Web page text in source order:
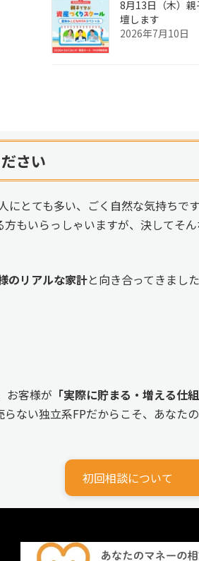
8月13日（木）
壇します
2026年7月10日
さい
とても多い、ごく自然な気持ちです
方もいらっしゃいますが、決してそ
のリアルな家計と向き合ってきました
お客様が 「実際に貯まる・増える仕組
ない独立系FPだからこそ、あなた
初回相談について